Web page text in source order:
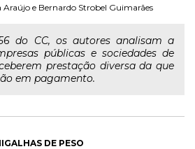
Araújo e Bernardo Strobel Guimarães
do CC, os autores analisam a
públicas e sociedades de
prestação diversa da que
em pagamento.
DE PESO